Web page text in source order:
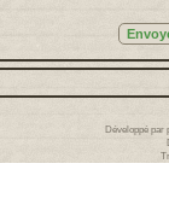
Développé par